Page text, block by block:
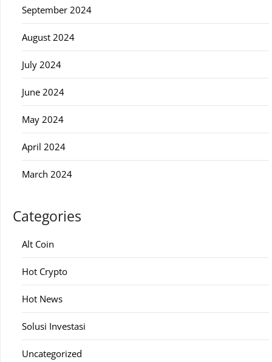
September 2024
August 2024
July 2024
June 2024
May 2024
April 2024
March 2024
Categories
Alt Coin
Hot Crypto
Hot News
Solusi Investasi
Uncategorized